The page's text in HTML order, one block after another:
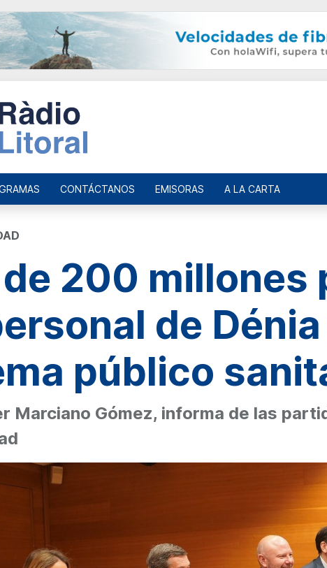
CONTÁCTANOS EMISORAS A LA CARTA
200 millones
de
público
Marciano Gómez, informa de las